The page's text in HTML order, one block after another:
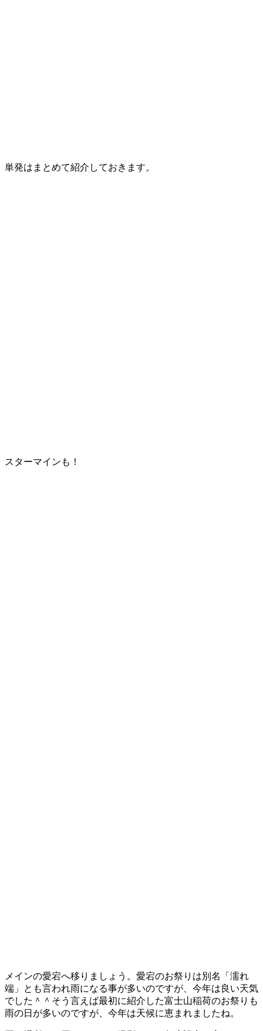
単発はまとめて紹介しておきます。
スターマインも！
メインの愛宕へ移りましょう。愛宕のお祭りは別名「濡れ
端」とも言われ雨になる事が多いのですが、今年は良い天気
でした＾＾そう言えば最初に紹介した富士山稲荷のお祭りも
雨の日が多いのですが、今年は天候に恵まれましたね。